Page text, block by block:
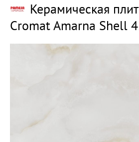
Керамическая
Cromat Amarna Shell